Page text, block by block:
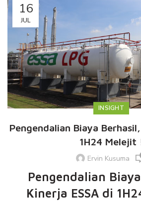
16
JUL
INSIGHT
Pengendalian Biaya
1H24 Melejit
Ervin Kusuma
Pengendalian
Kinerja ESSA di